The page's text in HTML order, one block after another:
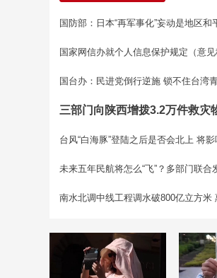
国防部：日本“再军事化”妄动是地区和
国家网信办就个人信息保护规定（意
国台办：民进党倒行逆施 锁不住台湾
三部门向陕西增拨3.2万件救灾
台风“白海豚”登陆之后是否会北上 将
未来五年民航将怎么“飞”？多部门联合
南水北调中线工程调水破800亿立方米